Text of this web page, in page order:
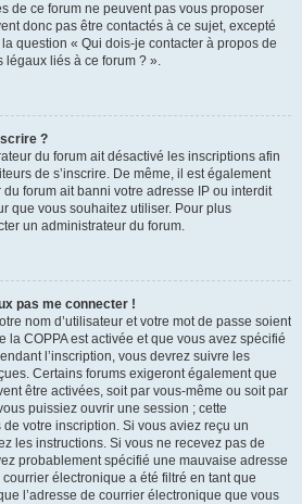
de ce forum ne peuvent pas vous proposer
donc pas être contactés à ce sujet, excepté
question « Qui dois-je contacter à propos de
légaux liés à ce forum ? ».
?
du forum ait désactivé les inscriptions afin
de s’inscrire. De même, il est également
forum ait banni votre adresse IP ou interdit
que vous souhaitez utiliser. Pour plus
un administrateur du forum.
pas me connecter !
nom d’utilisateur et votre mot de passe soient
la COPPA est activée et que vous avez spécifié
l’inscription, vous devrez suivre les
Certains forums exigeront également que
être activées, soit par vous-même ou soit par
puissiez ouvrir une session ; cette
votre inscription. Si vous aviez reçu un
les instructions. Si vous ne recevez pas de
probablement spécifié une mauvaise adresse
électronique a été filtré en tant que
l’adresse de courrier électronique que vous